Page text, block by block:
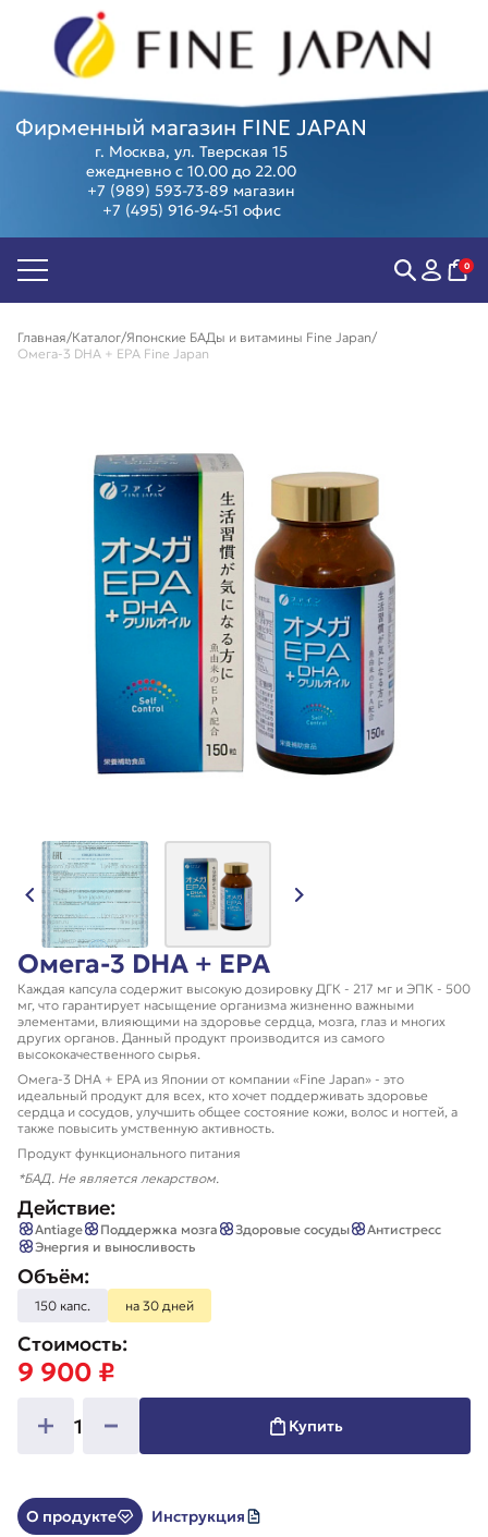
0
Фирменный магазин FINE JAPAN
г. Москва, ул. Тверская 15
ежедневно с 10.00 до 22.00
+7 (989) 593-73-89 магазин
+7 (495) 916-94-51 офис
Главная Каталог Японские БАДы и витамины Fine Japan
Омега-3 DHA + EPA Fine Japan
Омега-3 DHA + EPA
Каждая капсула содержит высокую дозировку ДГК - 217 мг и ЭПК - 500
мг, что гарантирует насыщение организма жизненно важными
элементами, влияющими на здоровье сердца, мозга, глаз и многих
других органов. Данный продукт производится из самого
высококачественного сырья.
Омега-3 DHA + EPA из Японии от компании «Fine Japan» - это
идеальный продукт для всех, кто хочет поддерживать здоровье
сердца и сосудов, улучшить общее состояние кожи, волос и ногтей, а
также повысить умственную активность.
Продукт функционального питания
*БАД. Не является лекарством.
Действие:
Antiage Поддержка мозга Здоровые сосуды
Антистресс
Энергия и выносливость
Объём:
150 капс. на 30 дней
Стоимость:
9 900 ₽
1 Купить
О продукте Инструкция
Биодобавки
Антивозраст
Антистресс
Контроль
веса
Пищеварение
Сердце и
Острое
зрение
внимание
Суставы и
позвоночник
красоты
Женские
здоровье
Компенсация
витаминов
Коллаген
Косметика
Предзаказ
из Японии